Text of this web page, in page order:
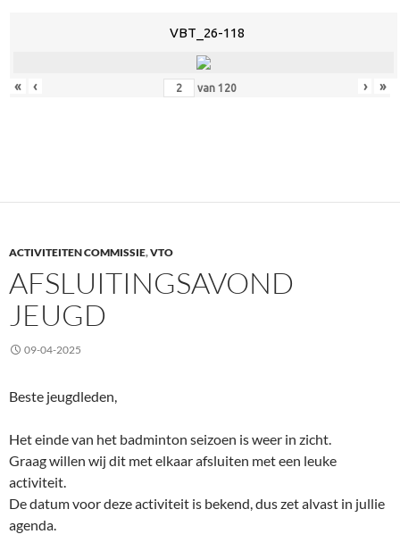
VBT_26-118
« ‹ van 120 › »
ACTIVITEITEN COMMISSIE,VTO
AFSLUITINGSAVOND
JEUGD
09-04-2025
Beste jeugdleden,
Het einde van het badminton seizoen is weer in zicht.
Graag willen wij dit met elkaar afsluiten met een leuke
activiteit.
De datum voor deze activiteit is bekend, dus zet alvast in jullie
agenda.